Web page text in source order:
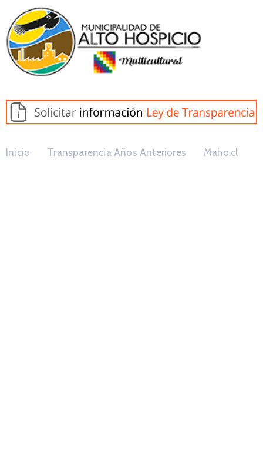
Inicio Transparencia Años Anteriores Maho.cl